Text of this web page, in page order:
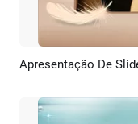
Pré-